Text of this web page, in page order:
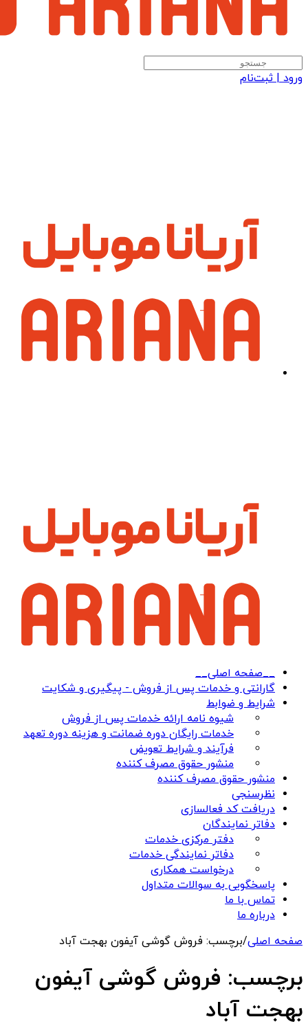
ورود | ثبت‌نام
__صفحه اصلی__
گارانتی و خدمات پس از فروش - پیگیری و شکایت
شرایط و ضوابط
شیوه نامه ارائه خدمات پس از فروش
خدمات رایگان دوره ضمانت و هزینه دوره تعهد
فرآیند و شرایط تعویض
منشور حقوق مصرف کننده
منشور حقوق مصرف کننده
نظرسنجی
دریافت کد فعالسازی
دفاتر نمایندگان
دفتر مرکزی خدمات
دفاتر نمایندگی خدمات
درخواست همکاری
پاسخگویی به سوالات متداول
تماس با ما
درباره ما
صفحه اصلی/برچسب: فروش گوشی آیفون بهجت آباد
برچسب: فروش گوشی آیفون
بهجت آباد